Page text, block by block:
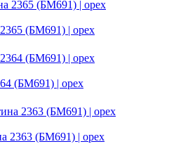
(БМ691) | орех
(БМ691) | орех
2363 (БМ691) | орех